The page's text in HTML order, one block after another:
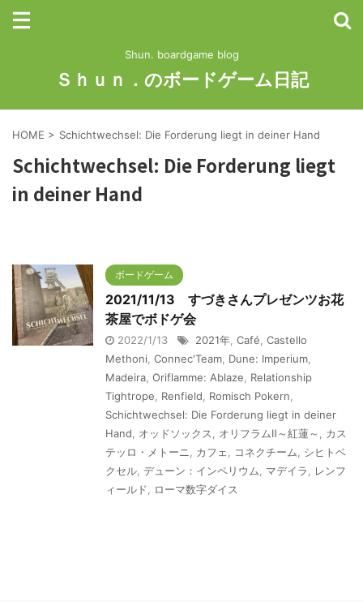
Shun. boardgame blog
Ｓｈｕｎ．のボードゲーム日記
HOME > Schichtwechsel: Die Forderung liegt in deiner Hand
Schichtwechsel: Die Forderung liegt
in deiner Hand
ボードゲーム
2021/11/13 すづきさんプレゼンツお花
茶屋でボドゲ会
2022/1/13 2021年 Café Castello
Methoni Connec'Team Dune: Imperium
Madeira Oriflamme: Ablaze
Relationship
Tightrope
Renfield Romisch Pokern
Schichtwechsel: Die Forderung liegt in deiner
Hand
オッドソックス オリフラムⅡ～紅蓮～
カス
テッロ・メトーニ
カフェ コネクチーム
シヒトベ
クセル デューン：インペリウム マデイラ
レンフ
ィールド
ローマ数字ダイス